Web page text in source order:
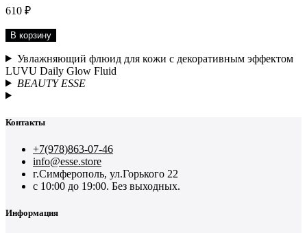
610 ₽
В корзину
Увлажняющий флюид для кожи с декоративным эффектом
LUVU Daily Glow Fluid
BEAUTY ESSE
Контакты
+7(978)863-07-46
info@esse.store
г.Симферополь, ул.Горького 22
с 10:00 до 19:00. Без выходных.
Информация